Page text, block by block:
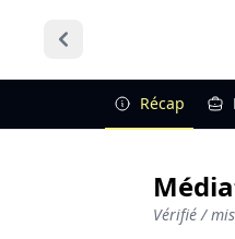
Récap
Vérifié /